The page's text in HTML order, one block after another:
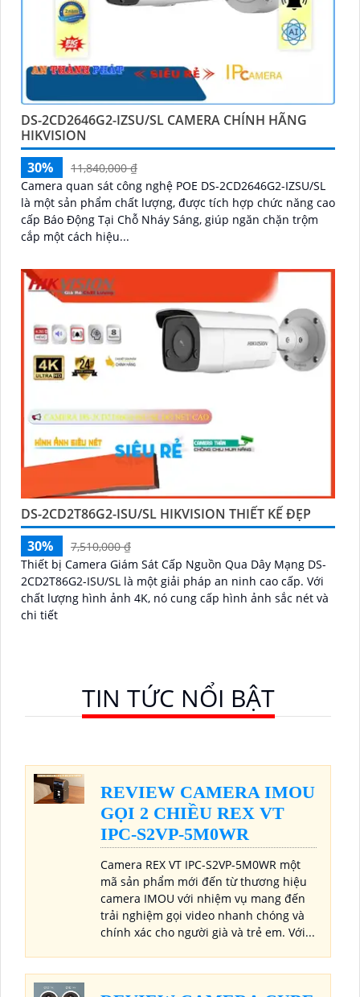
DS-2CD2646G2-IZSU/SL CAMERA CHÍNH HÃNG
HIKVISION
30%
11,840,000 ₫
Camera quan sát công nghệ POE DS-2CD2646G2-IZSU/SL
là một sản phẩm chất lượng, được tích hợp chức năng cao
cấp Báo Động Tại Chỗ Nháy Sáng, giúp ngăn chặn trộm
cắp một cách hiệu...
DS-2CD2T86G2-ISU/SL HIKVISION THIẾT KẾ ĐẸP
30%
7,510,000 ₫
Thiết bị Camera Giám Sát Cấp Nguồn Qua Dây Mạng DS-
2CD2T86G2-ISU/SL là một giải pháp an ninh cao cấp. Với
chất lượng hình ảnh 4K, nó cung cấp hình ảnh sắc nét và
chi tiết
TIN TỨC NỔI BẬT
REVIEW CAMERA IMOU
GỌI 2 CHIỀU REX VT
IPC-S2VP-5M0WR
Camera REX VT IPC-S2VP-5M0WR một
mã sản phẩm mới đến từ thương hiệu
camera IMOU với nhiệm vụ mang đến
trải nghiệm gọi video nhanh chóng và
chính xác cho người già và trẻ em. Với...